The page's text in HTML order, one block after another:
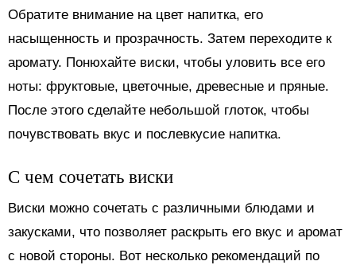
Обратите внимание на цвет напитка, его
насыщенность и прозрачность. Затем переходите к
аромату. Понюхайте виски, чтобы уловить все его
ноты: фруктовые, цветочные, древесные и пряные.
После этого сделайте небольшой глоток, чтобы
почувствовать вкус и послевкусие напитка.
С чем сочетать виски
Виски можно сочетать с различными блюдами и
закусками, что позволяет раскрыть его вкус и аромат
с новой стороны. Вот несколько рекомендаций по